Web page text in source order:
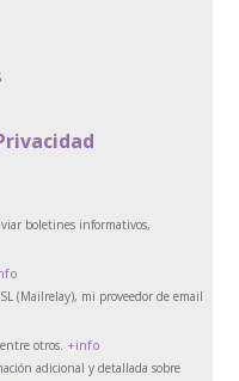
boletines informativos,
(Mailrelay), mi proveedor de email
otros. +info
adicional y detallada sobre